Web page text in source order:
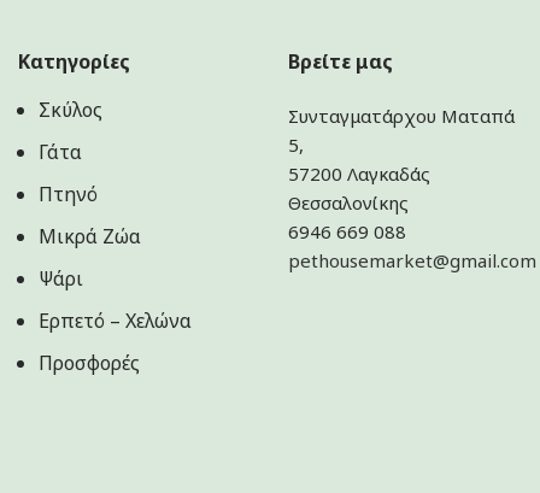
Κατηγορίες
Σκύλος
Γάτα
Πτηνό
Μικρά Ζώα
Ψάρι
Ερπετό – Χελώνα
Προσφορές
Βρείτε μας
Συνταγματάρχου Ματαπά
5,
57200 Λαγκαδάς
Θεσσαλονίκης
6946 669 088
pethousemarket@gmail.com